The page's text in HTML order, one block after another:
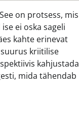
on protsess, mis
ei oska sageli
kahte erinevat
kriitilise
kahjustada
mida tähendab